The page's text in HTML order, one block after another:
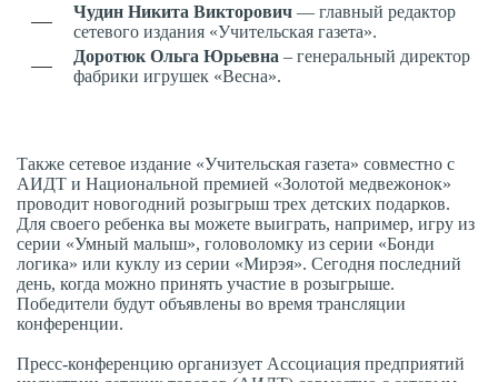
Чудин Никита Викторович — главный редактор
сетевого издания «Учительская газета».
Доротюк Ольга Юрьевна – генеральный директор
фабрики игрушек «Весна».
Также сетевое издание «Учительская газета» совместно с
АИДТ и Национальной премией «Золотой медвежонок»
проводит новогодний розыгрыш трех детских подарков.
Для своего ребенка вы можете выиграть, например, игру из
серии «Умный малыш», головоломку из серии «Бонди
логика» или куклу из серии «Мирэя». Сегодня последний
день, когда можно принять участие в розыгрыше.
Победители будут объявлены во время трансляции
конференции.
Пресс-конференцию организует Ассоциация предприятий